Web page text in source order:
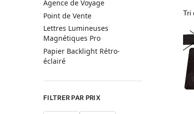
Agence de Voyage
Point de Vente
Lettres Lumineuses
Magnétiques Pro
Papier Backlight Rétro-
éclairé
FILTRER PAR PRIX